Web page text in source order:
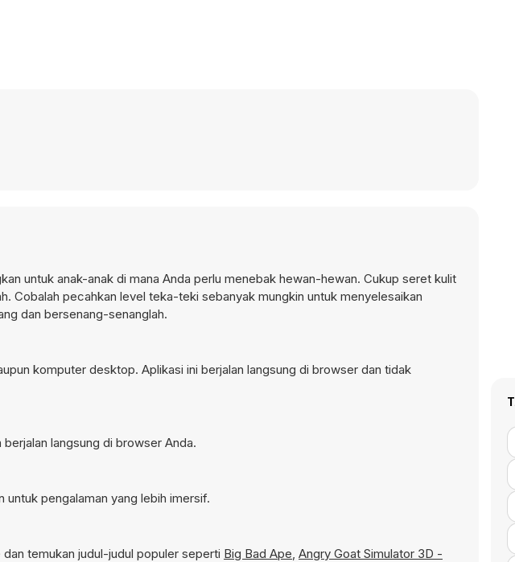
untuk anak-anak di mana Anda perlu menebak hewan-hewan. Cukup seret kulit
Cobalah pecahkan level teka-teki sebanyak mungkin untuk menyelesaikan
dan bersenang-senanglah.
komputer desktop. Aplikasi ini berjalan langsung di browser dan tidak
langsung di browser Anda.
untuk pengalaman yang lebih imersif.
dan temukan judul-judul populer seperti Big Bad Ape, Angry Goat Simulator 3D -